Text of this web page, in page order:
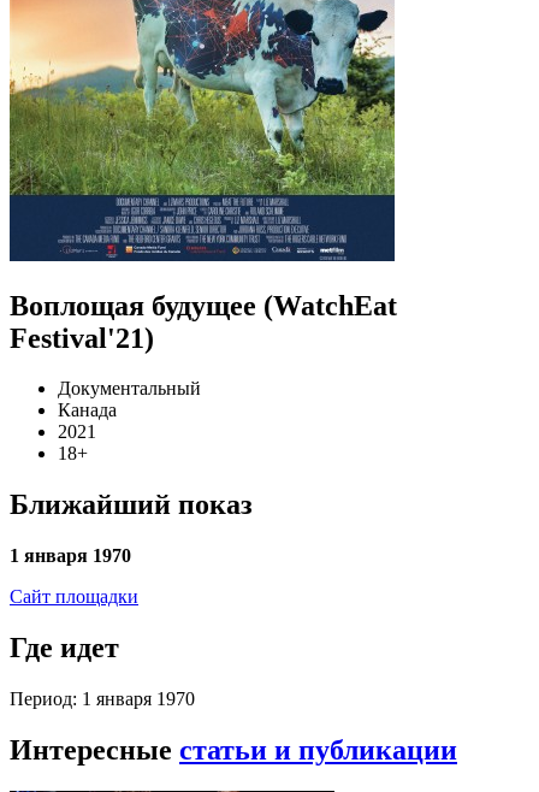
Воплощая будущее (WatchEat
Festival'21)
Документальный
Канада
2021
18+
Ближайший показ
1 января 1970
Сайт площадки
Где идет
Период: 1 января 1970
Интересные статьи и публикации